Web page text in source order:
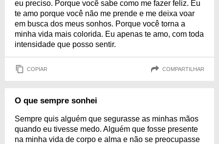
eu preciso. Porque você sabe como me fazer feliz. Eu
te amo porque você não me prende e me deixa voar
em busca dos meus sonhos. Porque você torna a
minha vida mais colorida. Eu apenas te amo, com toda
intensidade que posso sentir.
COPIAR COMPARTILHAR
O que sempre sonhei
Sempre quis alguém que segurasse as minhas mãos
quando eu tivesse medo. Alguém que fosse presente
na minha vida de corpo e alma e não se preocupasse